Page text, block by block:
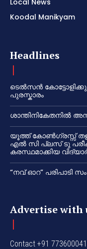
Local News
Koodal Manikyam
Headlines
ടെൽസൻ
പുരസ്കാരം
ശാന്തിനികേതനിൽ
യൂത്ത് കോൺഗ്രസ്സ്
എൽ സി പ്ലസ് ടു
കരസ്ഥമാക്കിയ
“നവ് ഓറ” പരിപാടി
Advertise with
Contact +91